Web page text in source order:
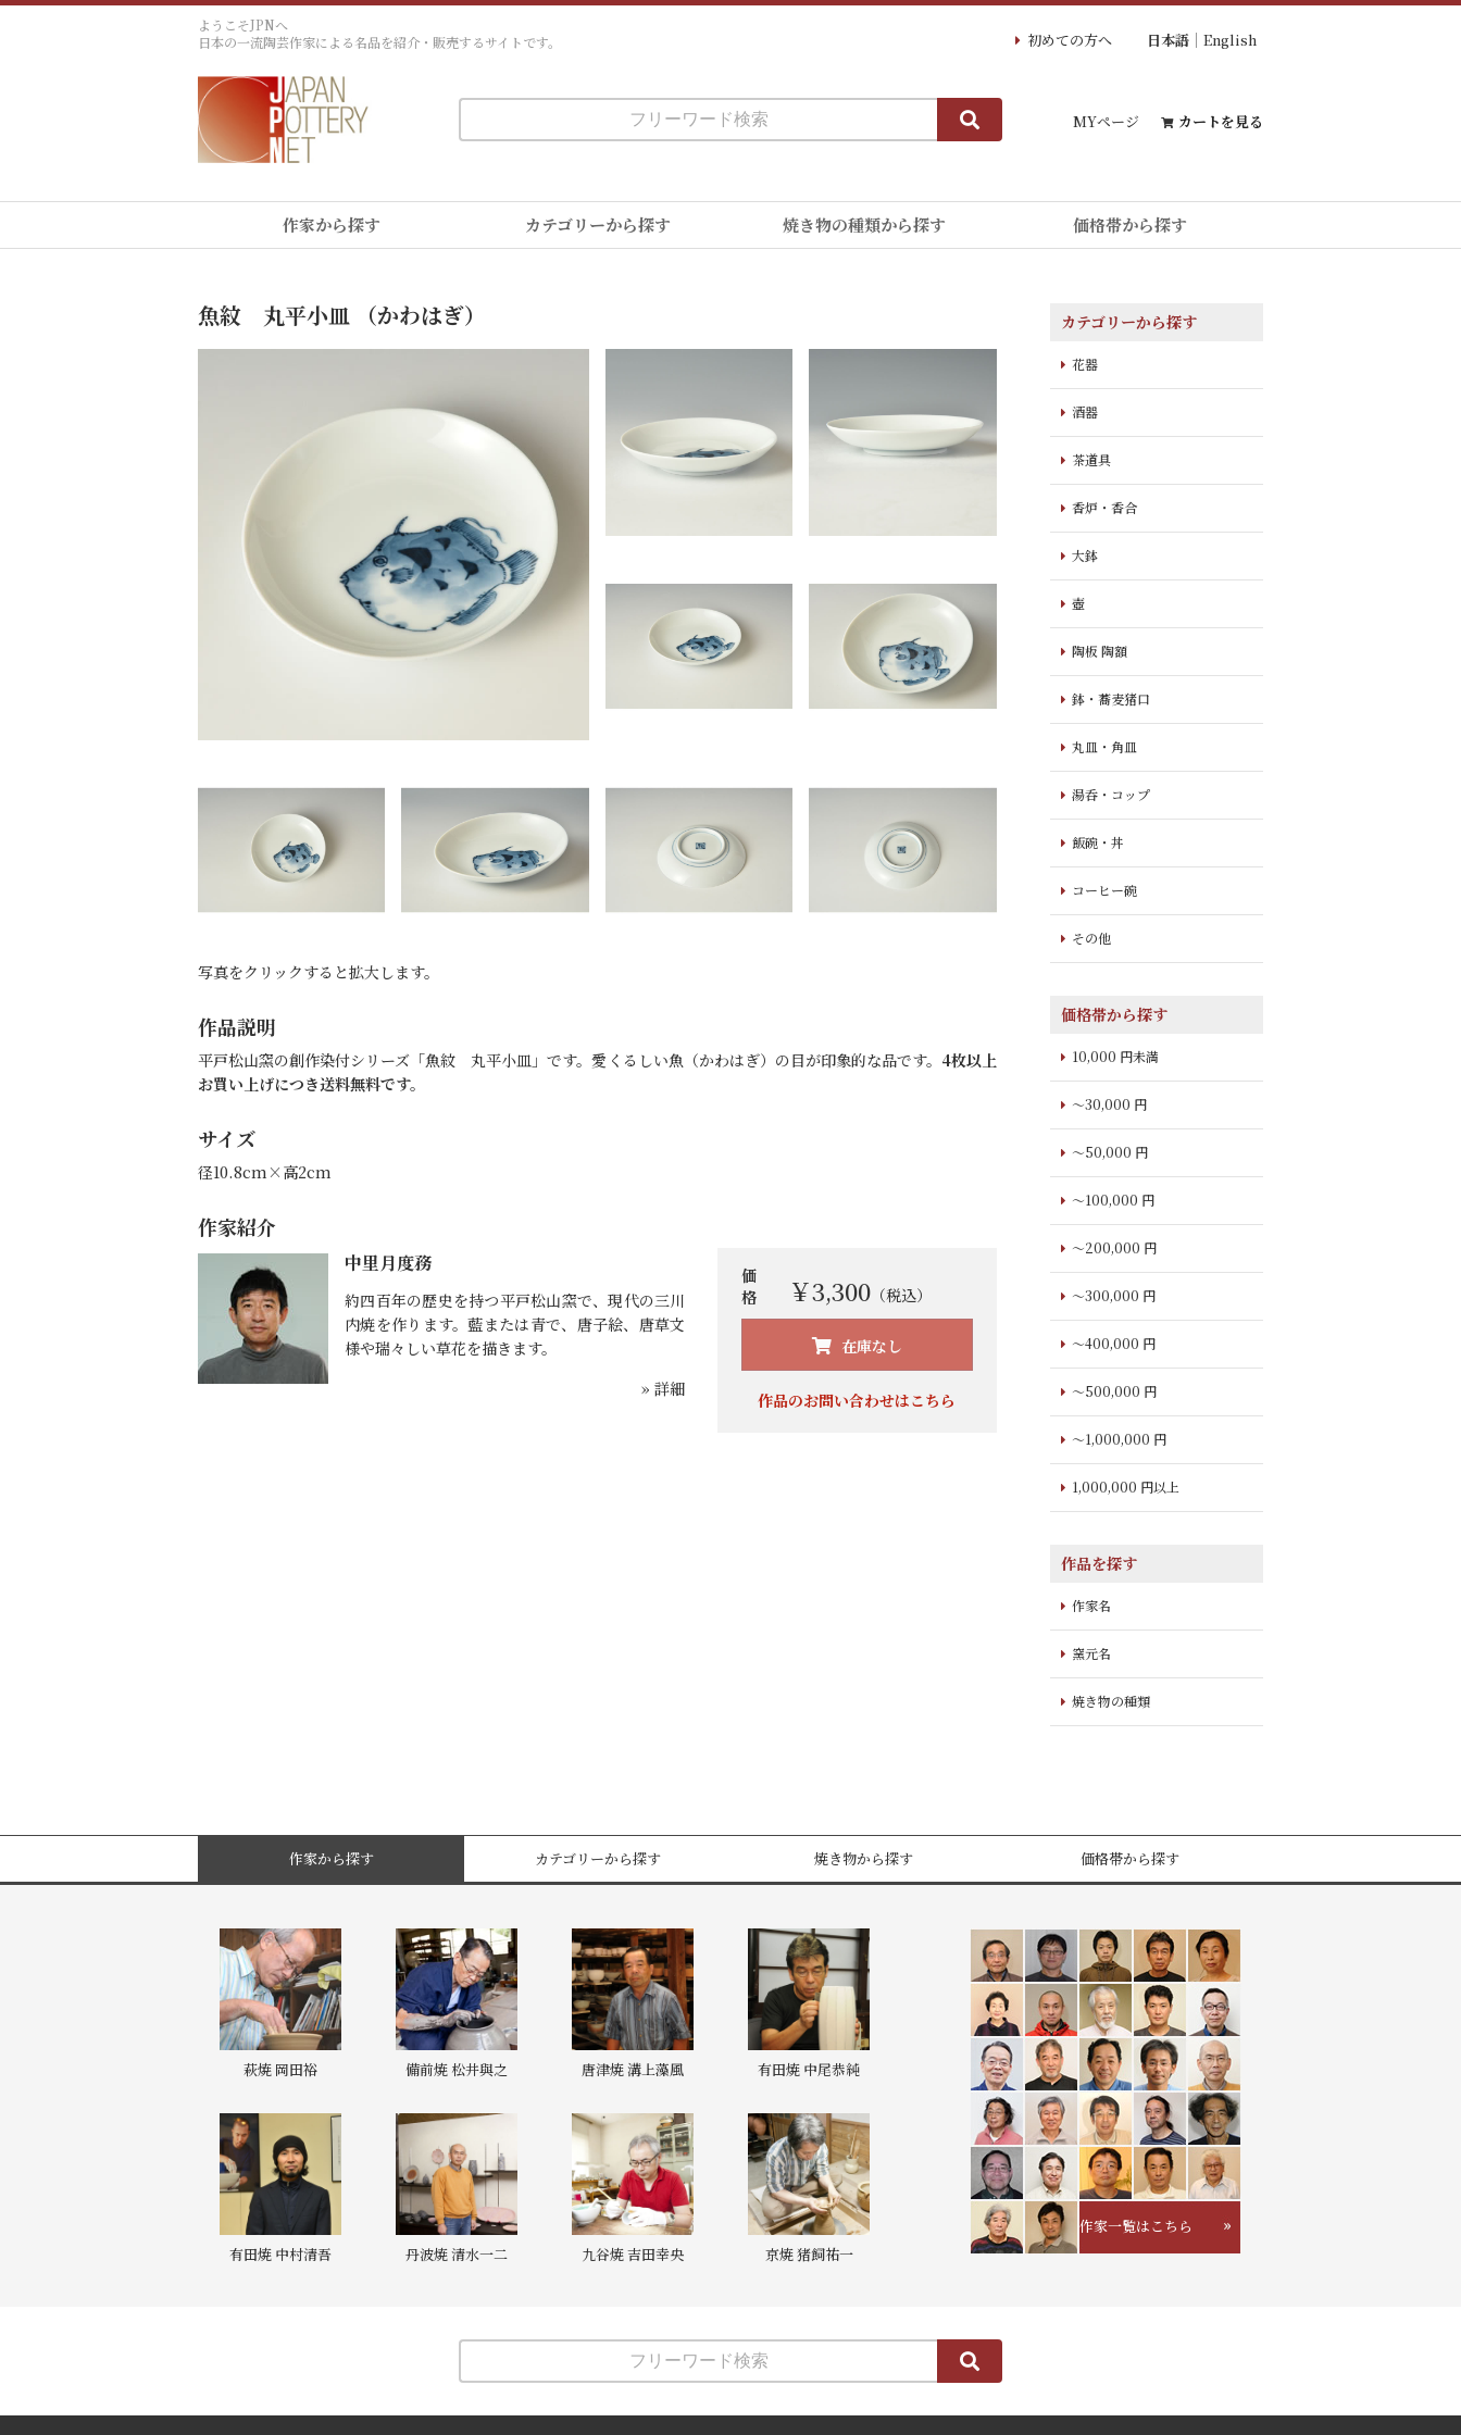
ようこそJPNへ
日本の一流陶芸作家による名品を紹介・販売するサイトです。
初めての方へ 日本語 English
MYページ カートを見る
作家から探す カテゴリーから探す 焼き物の種類から探す 価格帯から探す
魚紋 丸平小皿 （かわはぎ）
写真をクリックすると拡大します。
作品説明
平戸松山窯の創作染付シリーズ「魚紋 丸平小皿」です。愛くるしい魚（かわはぎ）の目が印象的な品です。 4枚以上
お買い上げにつき送料無料です。
サイズ
径10.8cm×高2cm
作家紹介
中里月度務
約四百年の歴史を持つ平戸松山窯で、現代の三川
内焼を作ります。藍または青で、唐子絵、唐草文
様や瑞々しい草花を描きます。
» 詳細
価
格
￥3,300（税込）
在庫なし
カートへ進む
作品のお問い合わせはこちら
カテゴリーから探す
花器
酒器
茶道具
香炉・香合
大鉢
壺
陶板 陶額
鉢・蕎麦猪口
丸皿・角皿
湯呑・コップ
飯碗・丼
コーヒー碗
その他
価格帯から探す
10,000 円未満
～30,000 円
～50,000 円
～100,000 円
～200,000 円
～300,000 円
～400,000 円
～500,000 円
～1,000,000 円
1,000,000 円以上
作品を探す
作家名
窯元名
焼き物の種類
作家から探す カテゴリーから探す 焼き物から探す 価格帯から探す
萩焼 岡田裕 備前焼 松井與之 唐津焼 溝上藻風 有田焼 中尾恭純
有田焼 中村清吾 丹波焼 清水一二 九谷焼 吉田幸央 京焼 猪飼祐一
作家一覧はこちら